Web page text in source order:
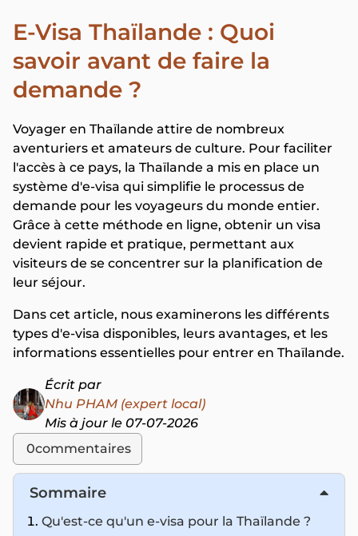
E-Visa Thaïlande : Quoi
savoir avant de faire la
demande ?
Voyager en Thaïlande attire de nombreux
aventuriers et amateurs de culture. Pour faciliter
l'accès à ce pays, la Thaïlande a mis en place un
système d'e-visa qui simplifie le processus de
demande pour les voyageurs du monde entier.
Grâce à cette méthode en ligne, obtenir un visa
devient rapide et pratique, permettant aux
visiteurs de se concentrer sur la planification de
leur séjour.
Dans cet article, nous examinerons les différents
types d'e-visa disponibles, leurs avantages, et les
informations essentielles pour entrer en Thaïlande.
Écrit par
Nhu PHAM (expert local)
Mis à jour le 07-07-2026
0commentaires
Sommaire
Qu'est-ce qu'un e-visa pour la Thaïlande ?